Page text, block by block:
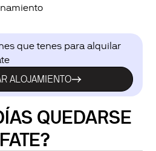
que tenes para alquilar
ALOJAMIENTO
QUEDARSE